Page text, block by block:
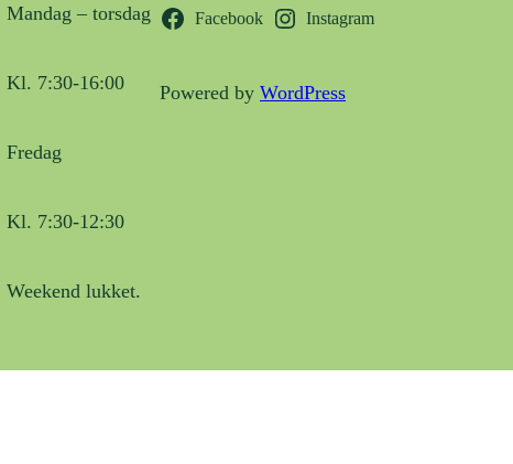
Mandag – torsdag
Kl. 7:30-16:00
Fredag
Kl. 7:30-12:30
Weekend lukket.
Facebook Instagram
Powered by WordPress